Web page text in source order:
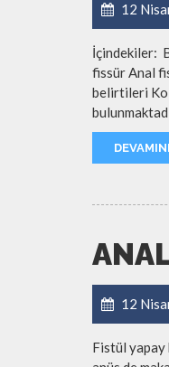
12
İçindekiler:
fissür Anal
belirtileri
12
Fistül yapay